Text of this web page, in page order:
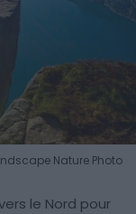
Nature Photo
le Nord pour